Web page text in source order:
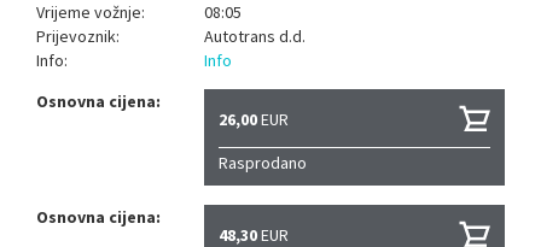
Vrijeme vožnje:
08:05
Prijevoznik:
Autotrans d.d.
Info:
Info
Osnovna cijena:
26,00EUR
Rasprodano
Osnovna cijena:
48,30EUR